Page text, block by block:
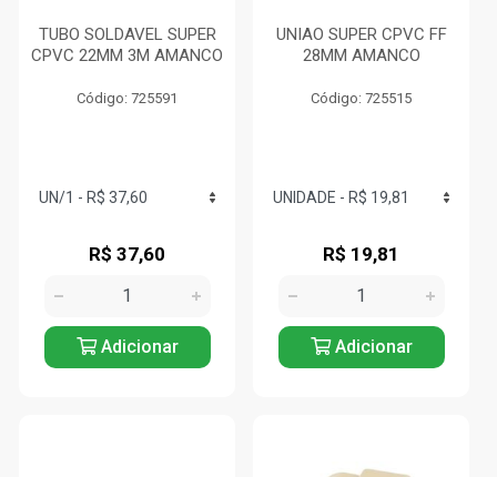
TUBO SOLDAVEL SUPER
CPVC 22MM 3M AMANCO
Código: 725591
R$ 37,60
Adicionar
UNIAO SUPER CPVC FF
28MM AMANCO
Código: 725515
R$ 19,81
Adicionar